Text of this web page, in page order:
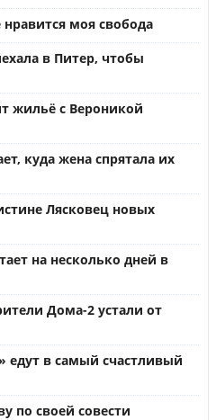
моя свобода
в Питер, чтобы
жильё с Вероникой
куда жена спрятала их
Лясковец новых
на несколько дней в
Дома-2 устали от
едут в самый счастливый
по своей совести